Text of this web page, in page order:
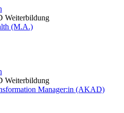
(M.A.)
Manager:in (AKAD)